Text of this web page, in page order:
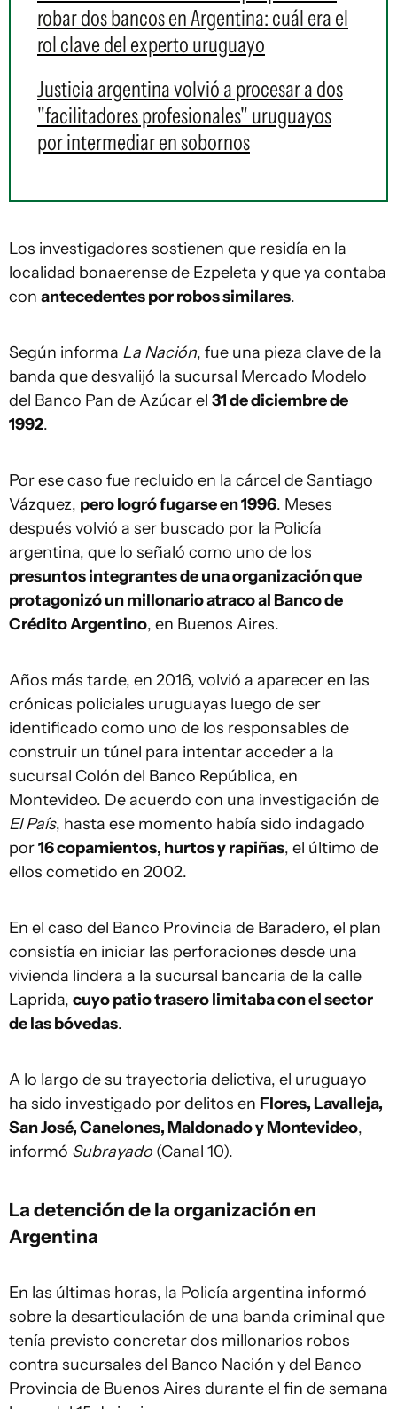
robar dos bancos en Argentina: cuál era el
rol clave del experto uruguayo
Justicia argentina volvió a procesar a dos
"facilitadores profesionales" uruguayos
por intermediar en sobornos
Los investigadores sostienen que residía en la
localidad bonaerense de Ezpeleta y que ya contaba
con antecedentes por robos similares.
Según informa La Nación, fue una pieza clave de la
banda que desvalijó la sucursal Mercado Modelo
del Banco Pan de Azúcar el 31 de diciembre de
1992.
Por ese caso fue recluido en la cárcel de Santiago
Vázquez, pero logró fugarse en 1996. Meses
después volvió a ser buscado por la Policía
argentina, que lo señaló como uno de los
presuntos integrantes de una organización que
protagonizó un millonario atraco al Banco de
Crédito Argentino, en Buenos Aires.
Años más tarde, en 2016, volvió a aparecer en las
crónicas policiales uruguayas luego de ser
identificado como uno de los responsables de
construir un túnel para intentar acceder a la
sucursal Colón del Banco República, en
Montevideo. De acuerdo con una investigación de
El País, hasta ese momento había sido indagado
por16 copamientos, hurtos y rapiñas, el último de
ellos cometido en 2002.
En el caso del Banco Provincia de Baradero, el plan
consistía en iniciar las perforaciones desde una
vivienda lindera a la sucursal bancaria de la calle
Laprida, cuyo patio trasero limitaba con el sector
de las bóvedas.
A lo largo de su trayectoria delictiva, el uruguayo
ha sido investigado por delitos en Flores, Lavalleja,
San José, Canelones, Maldonado y Montevideo,
informó Subrayado (Canal 10).
La detención de la organización en
Argentina
En las últimas horas, la Policía argentina informó
sobre la desarticulación de una banda criminal que
tenía previsto concretar dos millonarios robos
contra sucursales del Banco Nación y del Banco
Provincia de Buenos Aires durante el fin de semana